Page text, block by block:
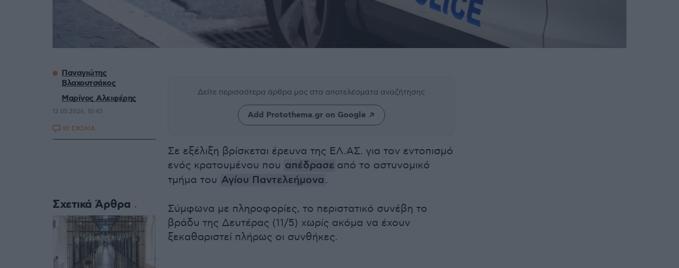
Δείτε περισσότερα άρθρα μας στα αποτελέσματα αναζήτησης
Add Protothema.gr on Google
Σε εξέλιξη βρίσκεται έρευνα της ΕΛ.ΑΣ. για τον εντοπισμό
ενός κρατουμένου που απέδρασε από το αστυνομικό
τμήμα του Αγίου Παντελεήμονα .
Σύμφωνα με πληροφορίες, το περιστατικό συνέβη το
βράδυ της Δευτέρας (11/5) χωρίς ακόμα να έχουν
ξεκαθαριστεί πλήρως οι συνθήκες.
Παναγιώτης
Βλαχουτσάκος
Μαρίνος Αλειφέρης
12.05.2026, 10:43
10 ΣΧΟΛΙΑ
Σχετικά Άρθρα